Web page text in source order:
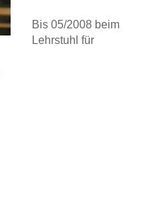
Bis 05/2008 beim
Lehrstuhl für